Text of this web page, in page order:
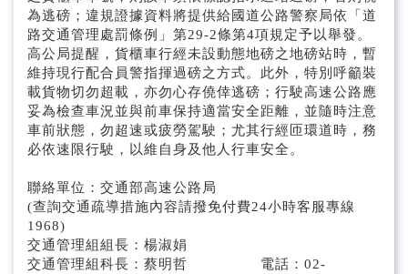
為逃磅；違規證據資料將提供給國道公路警察局依「道
路交通管理處罰條例」第29-2條第4項規定予以舉發。
高公局提醒，貨櫃車行經未設動態地磅之地磅站時，暫
維持現行配合員警指揮過磅之方式。此外，特別呼籲裝
載貨物切勿超載，亦勿心存僥倖逃磅；行駛高速公路應
妥為檢查車況並與前車保持適當安全距離，並隨時注意
車前狀態，勿超速或疲勞駕駛；尤其行經匝環道時，務
必依速限行駛，以維自身及他人行車安全。
聯絡單位：交通部高速公路局
(查詢交通疏導措施內容請撥免付費24小時客服專線
1968)
交通管理組組長：楊淑娟
交通管理組科長：蔡明哲 電話：02-